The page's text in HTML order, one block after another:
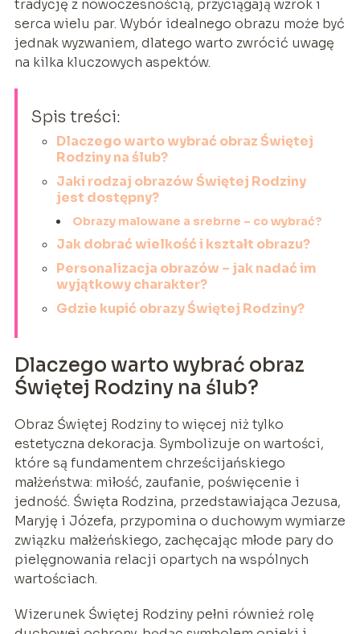
tradycję z nowoczesnością, przyciągają wzrok i
serca wielu par. Wybór idealnego obrazu może być
jednak wyzwaniem, dlatego warto zwrócić uwagę
na kilka kluczowych aspektów.
Spis treści:
Dlaczego warto wybrać obraz Świętej
Rodziny na ślub?
Jaki rodzaj obrazów Świętej Rodziny
jest dostępny?
Obrazy malowane a srebrne – co wybrać?
Jak dobrać wielkość i kształt obrazu?
Personalizacja obrazów – jak nadać im
wyjątkowy charakter?
Gdzie kupić obrazy Świętej Rodziny?
Dlaczego warto wybrać obraz
Świętej Rodziny na ślub?
Obraz Świętej Rodziny to więcej niż tylko
estetyczna dekoracja. Symbolizuje on wartości,
które są fundamentem chrześcijańskiego
małżeństwa: miłość, zaufanie, poświęcenie i
jedność. Święta Rodzina, przedstawiająca Jezusa,
Maryję i Józefa, przypomina o duchowym wymiarze
związku małżeńskiego, zachęcając młode pary do
pielęgnowania relacji opartych na wspólnych
wartościach.
Wizerunek Świętej Rodziny pełni również rolę